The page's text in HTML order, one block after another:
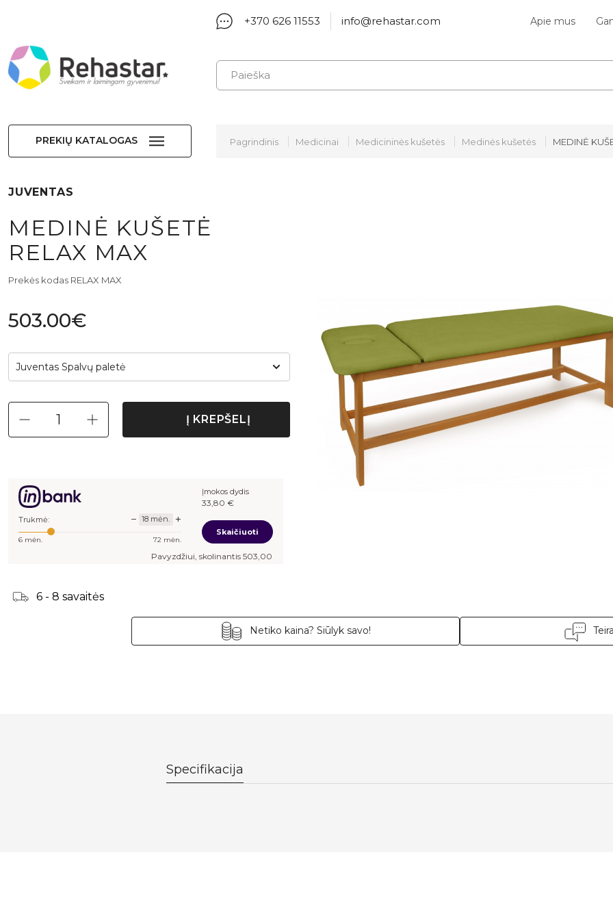
+370 626 11553 info@rehastar.com Apie mus
PREKIŲ KATALOGAS Pagrindinis Medicinai Medicininės kušetės Medinės kušetės MEDINĖ
JUVENTAS
MEDINĖ KUŠETĖ
RELAX MAX
Prekės kodas RELAX MAX
503.00€
Juventas Spalvų paletė
Į KREPŠELĮ
Trukmė: − 18 mėn. +
6 mėn. 72 mėn.
Įmokos dydis
33,80 €
Skaičiuoti
Pavyzdžiui, skolinantis 503,00€, kai sutartis sudaroma
6 - 8 savaitės
Netiko kaina? Siūlyk savo!
Specifikacija